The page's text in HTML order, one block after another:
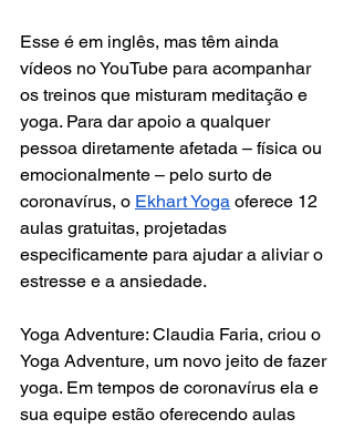
Esse é em inglês, mas têm ainda
vídeos no YouTube para acompanhar
os treinos que misturam meditação e
yoga. Para dar apoio a qualquer
pessoa diretamente afetada – física ou
emocionalmente – pelo surto de
coronavírus, o Ekhart Yoga oferece 12
aulas gratuitas, projetadas
especificamente para ajudar a aliviar o
estresse e a ansiedade.
Yoga Adventure: Claudia Faria, criou o
Yoga Adventure, um novo jeito de fazer
yoga. Em tempos de coronavírus ela e
sua equipe estão oferecendo aulas